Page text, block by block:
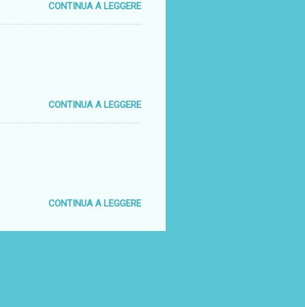
CONTINUA A LEGGERE
CONTINUA A LEGGERE
CONTINUA A LEGGERE